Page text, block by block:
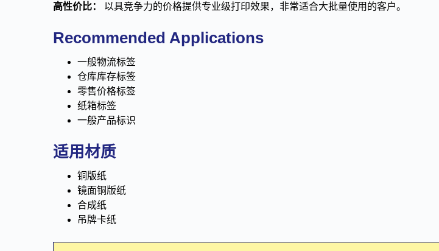
高性价比：
以具竞争力的价格提供专业级打印效果，非常适合大批量使用的客户。
Recommended Applications
一般物流标签
仓库库存标签
零售价格标签
纸箱标签
一般产品标识
适用材质
铜版纸
镜面铜版纸
合成纸
吊牌卡纸